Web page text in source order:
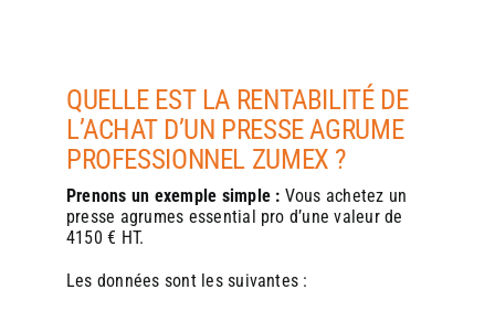
QUELLE EST LA RENTABILITÉ DE
L’ACHAT D’UN PRESSE AGRUME
PROFESSIONNEL ZUMEX ?
Prenons un exemple simple : Vous achetez un
presse agrumes essential pro d’une valeur de
4150 € HT.
Les données sont les suivantes :